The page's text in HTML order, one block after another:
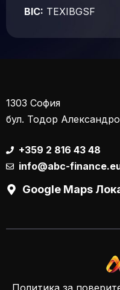
BIC: TEXIBGSF
1303 София
бул. Тодор
+359 2 816 43 48
info@abc-
Google Maps